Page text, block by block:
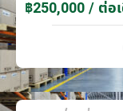
฿250,000 / ต่อ